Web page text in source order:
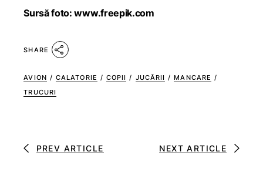
Sursă foto: www.freepik.com
SHARE
AVION / CALATORIE / COPII / JUCĂRII / MANCARE /
TRUCURI
PREV ARTICLE NEXT ARTICLE